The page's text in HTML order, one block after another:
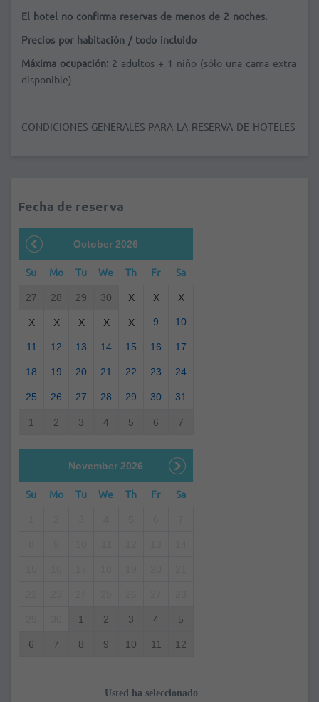
El hotel no confirma reservas de menos de 2 noches.
Precios por habitación / todo incluido
Máxima ocupación: 2 adultos + 1 niño (sólo una cama extra
disponible)
CONDICIONES GENERALES PARA LA RESERVA DE HOTELES
Fecha de reserva
October 2026
Su Mo Tu We Th Fr Sa
27 28 29 30 X X X
X X X X X 9 10
11 12 13 14 15 16 17
18 19 20 21 22 23 24
25 26 27 28 29 30 31
1 2 3 4 5 6 7
November 2026
Su Mo Tu We Th Fr Sa
1 2 3 4 5
6 7 8 9 10 11 12
Usted ha seleccionado